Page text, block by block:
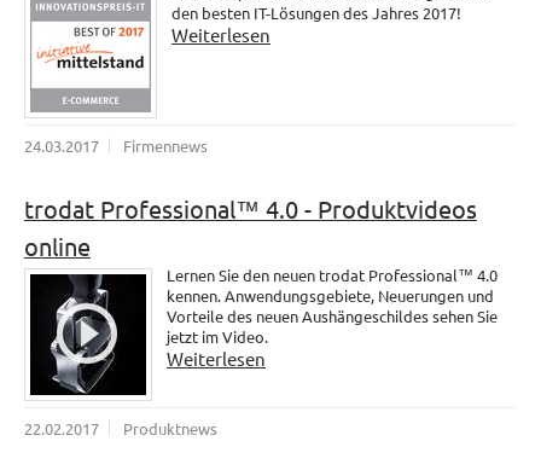
den besten IT-Lösungen des Jahres 2017!
Weiterlesen
24.03.2017 Firmennews
trodat Professional™ 4.0 - Produktvideos
online
Lernen Sie den neuen trodat Professional™ 4.0
kennen. Anwendungsgebiete, Neuerungen und
Vorteile des neuen Aushängeschildes sehen Sie
jetzt im Video.
Weiterlesen
22.02.2017 Produktnews